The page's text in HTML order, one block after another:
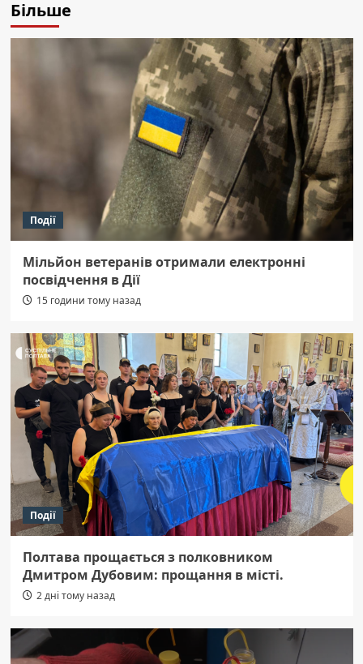
Більше
Події
Мільйон ветеранів отримали електронні
посвідчення в Дії
15 години тому назад
Події
Полтава прощається з полковником
Дмитром Дубовим: прощання в місті.
2 дні тому назад